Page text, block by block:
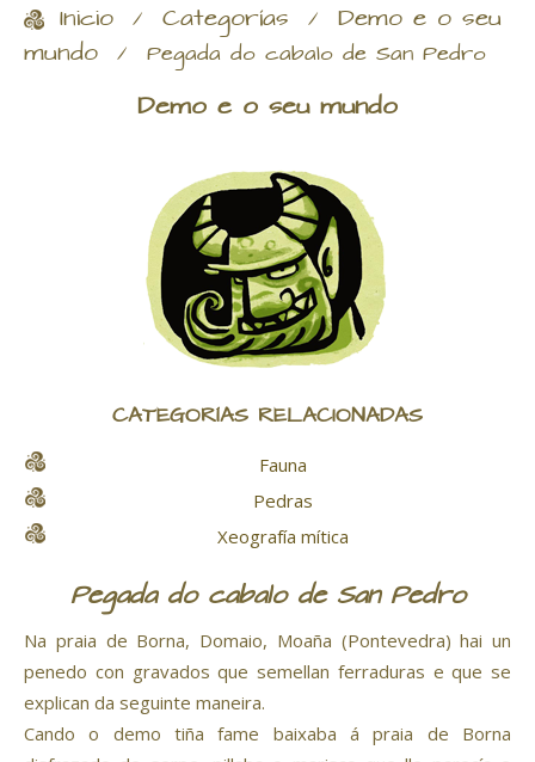
Inicio / Categorías / Demo e o seu
mundo / Pegada do cabalo de San Pedro
Demo e o seu mundo
CATEGORÍAS RELACIONADAS
Fauna
Pedras
Xeografía mítica
Pegada do cabalo de San Pedro
Na praia de Borna, Domaio, Moaña (Pontevedra) hai un
penedo con gravados que semellan ferraduras e que se
explican da seguinte maneira.
Cando o demo tiña fame baixaba á praia de Borna